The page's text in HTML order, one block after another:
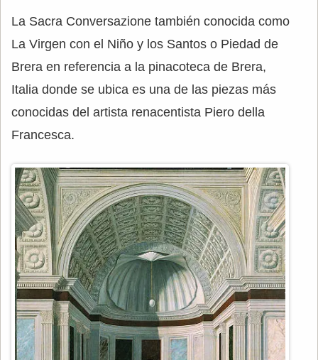
La Sacra Conversazione también conocida como
La Virgen con el Niño y los Santos o Piedad de
Brera en referencia a la pinacoteca de Brera,
Italia donde se ubica es una de las piezas más
conocidas del artista renacentista Piero della
Francesca.